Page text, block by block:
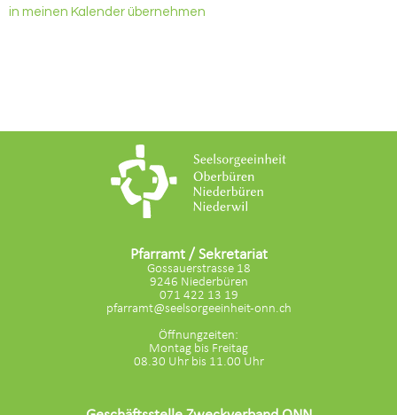
in meinen Kalender übernehmen
Pfarramt / Sekretariat
Gossauerstrasse 18
9246 Niederbüren
071 422 13 19
pfarramt@seelsorgeeinheit-onn.ch
Öffnungzeiten:
Montag bis Freitag
08.30 Uhr bis 11.00 Uhr